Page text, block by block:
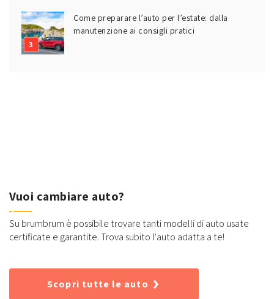
Come preparare l’auto per l’estate: dalla
manutenzione ai consigli pratici
Vuoi cambiare auto?
Su brumbrum è possibile trovare tanti modelli di auto usate
certificate e garantite. Trova subito l'auto adatta a te!
Scopri tutte le auto